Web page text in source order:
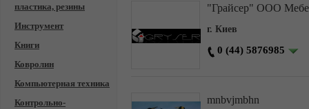
пластика, резины
Инструмент
Книги
Ковролин
Компьютерная техника
Контрольно-
"Грайсер" ООО
г. Киев
0 (44) 5876985
mnbvjmbhn